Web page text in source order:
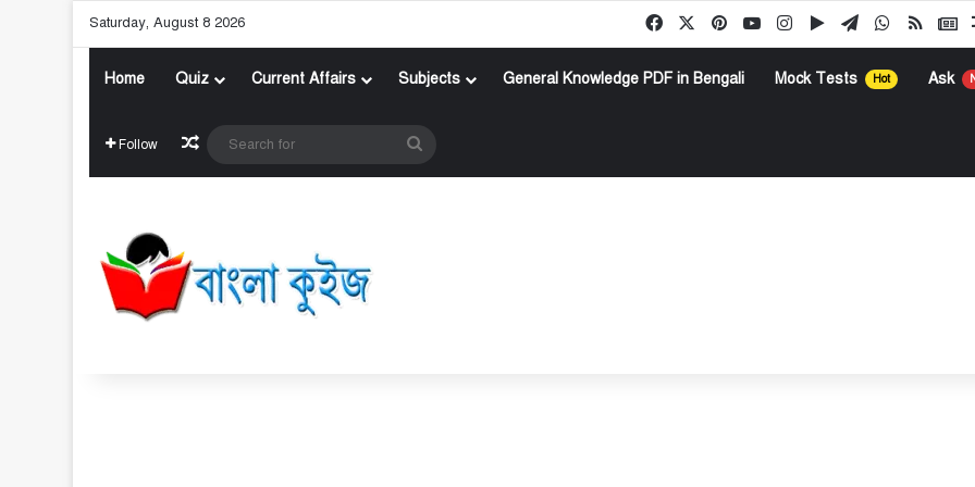
Saturday, August 8 2026 FacebookPinterestYouTubeInstagramGoogle Play
TelegramWhatsApp
RSS
Home Quiz Current Affairs Subjects General Knowledge PDF in Bengali Mock Tests Hot Ask
Follow Random Article
for